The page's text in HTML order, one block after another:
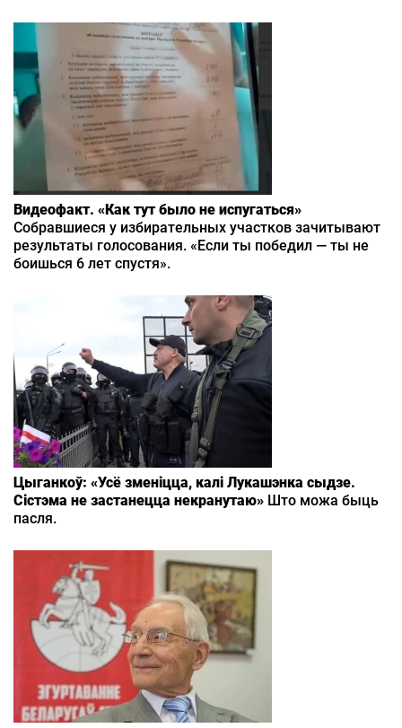
Видеофакт. «Как тут было не испугаться»
Собравшиеся у избирательных участков зачитывают
результаты голосования. «Если ты победил — ты не
боишься 6 лет спустя».
Цыганкоў: «Усё зменіцца, калі Лукашэнка сыдзе.
Сістэма не застанецца некранутаю» Што можа быць
пасля.